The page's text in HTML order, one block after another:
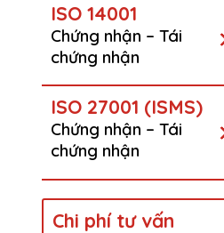
ISO 14001
Chứng nhận – Tái
chứng nhận
ISO 27001 (ISMS)
Chứng nhận – Tái
chứng nhận
Chi phí tư vấn